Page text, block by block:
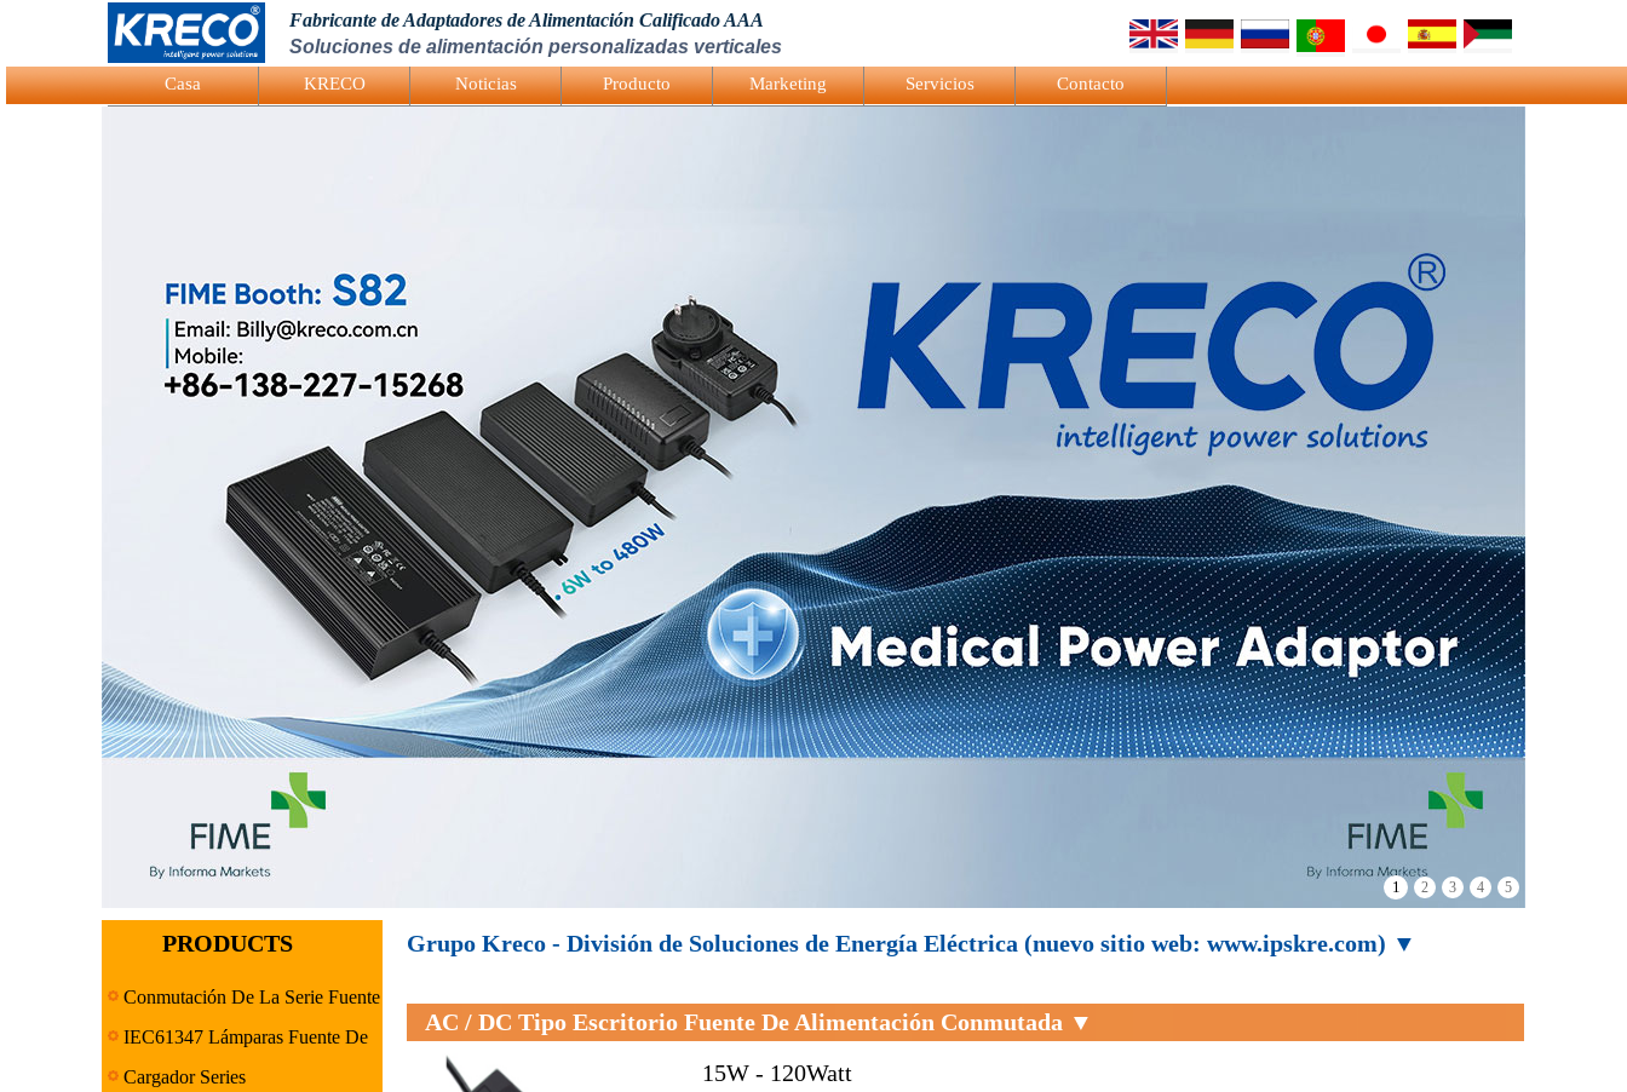
Logo Picture
Fabricante de Adaptadores de Alimentación Calificado AAA
Soluciones de alimentación personalizadas verticales
Casa KRECO Noticias Producto Marketing Servicios Contacto
1 2 3 4 5
PRODUCTS
Conmutación De La Serie Fuente
De Alimentación
IEC61347 Lámparas Fuente De
Alimentación Serie
Cargador Series
Grupo Kreco - División de Soluciones de Energía Eléctrica (nuevo sitio web: www.ipskre.com) ▼
AC / DC Tipo Escritorio Fuente De Alimentación Conmutada ▼
15W - 120Watt